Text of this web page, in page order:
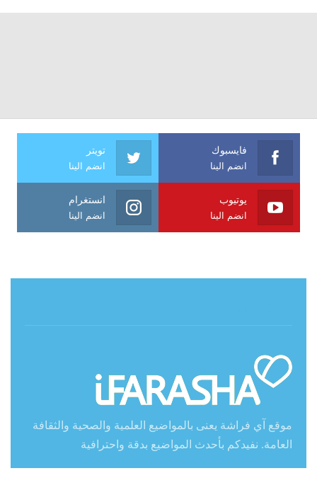
فايسبوك
انضم الينا
تويتر
انضم الينا
يوتيوب
انضم الينا
انستغرام
انضم الينا
موقع آي فراشة يعنى بالمواضيع العلمية والصحية والثقافة
العامة. نفيدكم بأحدث المواضيع بدقة واحترافية